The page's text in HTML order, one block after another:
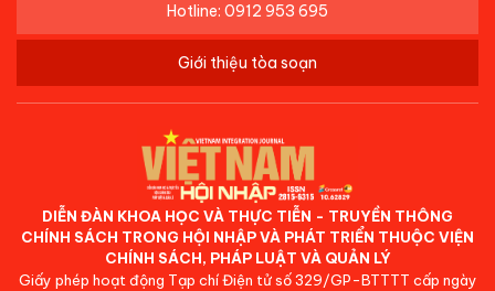
Hotline: 0912 953 695
Giới thiệu tòa soạn
DIỄN ĐÀN KHOA HỌC VÀ THỰC TIỄN - TRUYỀN THÔNG
CHÍNH SÁCH TRONG HỘI NHẬP VÀ PHÁT TRIỂN THUỘC VIỆN
CHÍNH SÁCH, PHÁP LUẬT VÀ QUẢN LÝ
Giấy phép hoạt động Tạp chí Điện tử số 329/GP-BTTTT cấp ngày